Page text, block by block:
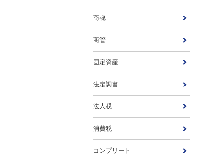
商魂
商管
固定資産
法定調書
法人税
消費税
コンプリート